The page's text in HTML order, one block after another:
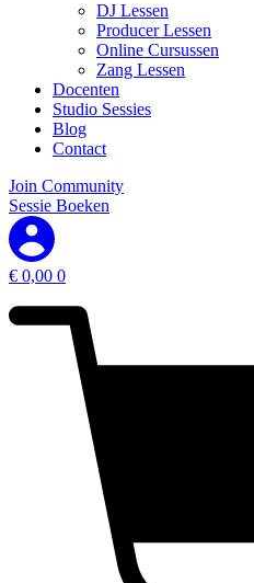
DJ Lessen
Producer Lessen
Online Cursussen
Zang Lessen
Docenten
Studio Sessies
Blog
Contact
Join Community
Sessie Boeken
€ 0,00 0